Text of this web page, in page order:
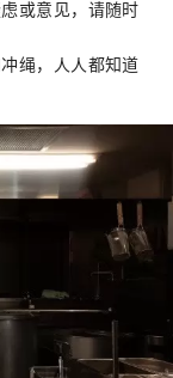
或意见，请随时
绳，人人都知道